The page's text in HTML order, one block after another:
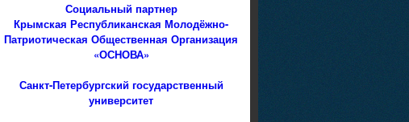
Социальный партнер
Крымская Республиканская Молодёжно-
Патриотическая Общественная Организация
«ОСНОВА»
Санкт-Петербургский государственный
университет